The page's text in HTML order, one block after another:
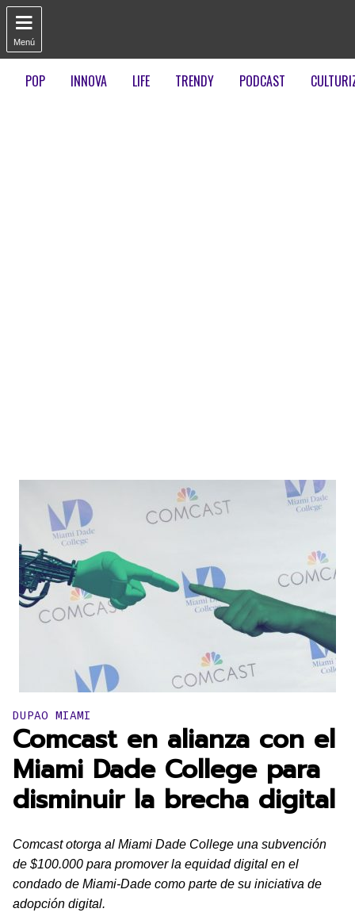

Menú
POP INNOVA LIFE TRENDY PODCAST
Publicado en:
DUPAO MIAMI
Comcast en alianza con el
Miami Dade College para
disminuir la brecha digital
Comcast otorga al Miami Dade College una subvención
de $100.000 para promover la equidad digital en el
condado de Miami-Dade como parte de su iniciativa de
adopción digital.